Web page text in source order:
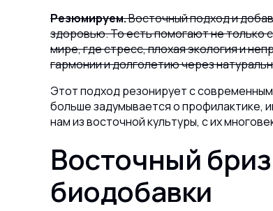
Резюмируем.Восточный подход и
здоровью. То есть помогают не только
мире, где стресс, плохая экология и
гармонии и долголетию через
Этот подход резонирует с
больше задумывается о профилактике,
нам из восточной культуры, с их
Восточный
биодобавки